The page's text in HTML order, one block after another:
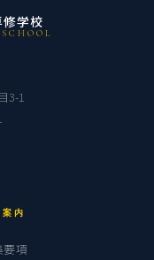
学校
3-1
内
要項